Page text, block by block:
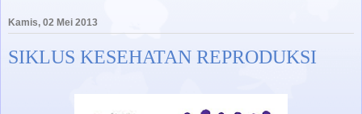
Kamis, 02 Mei 2013
SIKLUS KESEHATAN REPRODUKSI